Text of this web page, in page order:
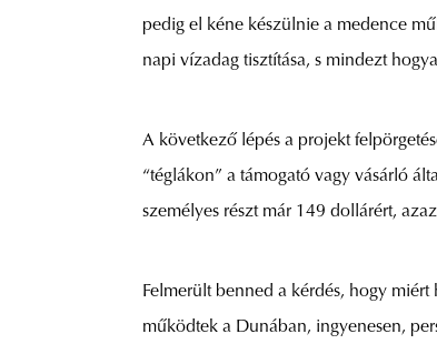
pedig el kéne készülnie a medence
napi vízadag tisztítása, s mindezt
A következő lépés a projekt
“téglákon” a támogató vagy vásárló
személyes részt már 149 dollárért,
Felmerült benned a kérdés, hogy
működtek a Dunában, ingyenesen,